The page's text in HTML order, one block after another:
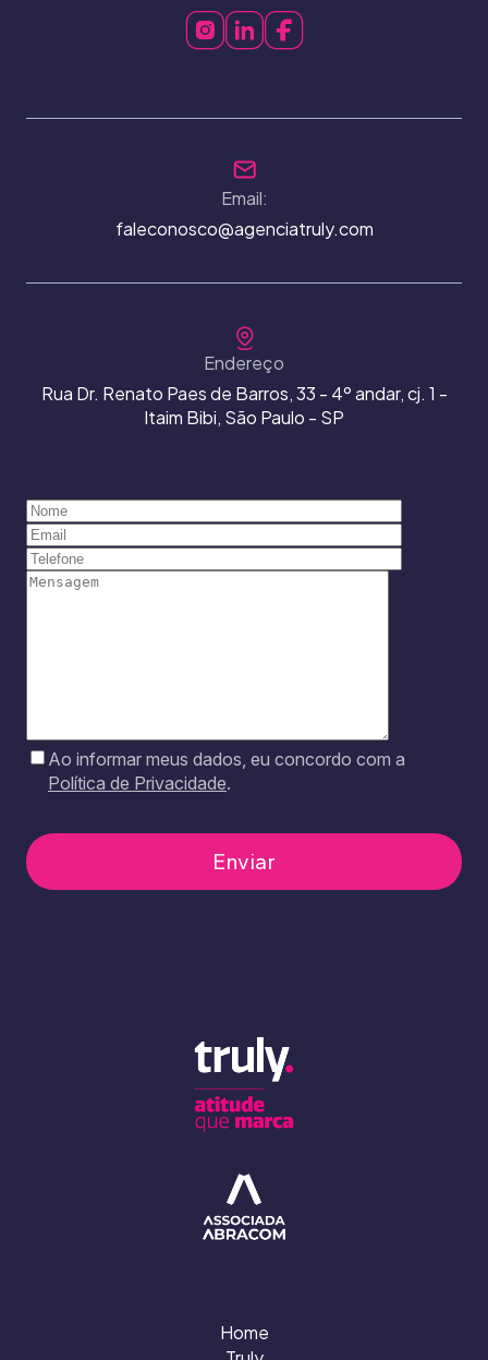
Email:
faleconosco@agenciatruly.com
Endereço
Rua Dr. Renato Paes de Barros, 33 - 4º andar, cj. 1 -
Itaim Bibi, São Paulo - SP
Ao informar meus dados, eu concordo com a
Política de Privacidade.
Home